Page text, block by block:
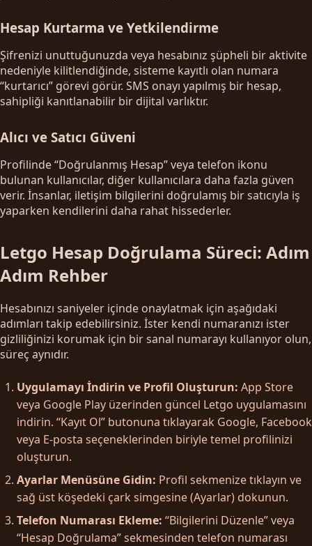
Hesap Kurtarma ve Yetkilendirme
Şifrenizi unuttuğunuzda veya hesabınız şüpheli bir aktivite
nedeniyle kilitlendiğinde, sisteme kayıtlı olan numara
“kurtarıcı” görevi görür. SMS onayı yapılmış bir hesap,
sahipliği kanıtlanabilir bir dijital varlıktır.
Alıcı ve Satıcı Güveni
Profilinde “Doğrulanmış Hesap” veya telefon ikonu
bulunan kullanıcılar, diğer kullanıcılara daha fazla güven
verir. İnsanlar, iletişim bilgilerini doğrulamış bir satıcıyla iş
yaparken kendilerini daha rahat hissederler.
Letgo Hesap Doğrulama Süreci: Adım
Adım Rehber
Hesabınızı saniyeler içinde onaylatmak için aşağıdaki
adımları takip edebilirsiniz. İster kendi numaranızı ister
gizliliğinizi korumak için bir sanal numarayı kullanıyor olun,
süreç aynıdır.
Uygulamayı İndirin ve Profil Oluşturun: App Store
veya Google Play üzerinden güncel Letgo uygulamasını
indirin. “Kayıt Ol” butonuna tıklayarak Google, Facebook
veya E-posta seçeneklerinden biriyle temel profilinizi
oluşturun.
Ayarlar Menüsüne Gidin: Profil sekmenize tıklayın ve
sağ üst köşedeki çark simgesine (Ayarlar) dokunun.
Telefon Numarası Ekleme: “Bilgilerini Düzenle” veya
“Hesap Doğrulama” sekmesinden telefon numarası